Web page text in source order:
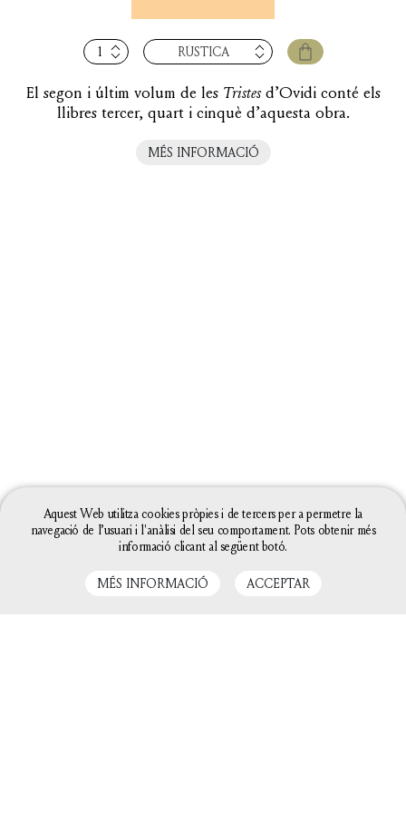
quantitat
de
Tristes,
vol.
(llibres
RÚSTICA
El segon i últim volum de les Tristesd’Ovidi conté els
llibres tercer, quart i cinquè d’aquesta obra.
MÉS INFORMACIÓ
Aquest Web utilitza cookies pròpies i de tercers per a permetre la
navegació de l’usuari i l'anàlisi del seu comportament. Pots obtenir més
informació clicant al següent botó.
MÉS INFORMACIÓ ACCEPTAR